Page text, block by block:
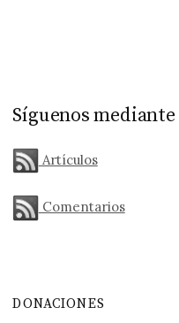
Síguenos mediante
Artículos
Comentarios
DONACIONES